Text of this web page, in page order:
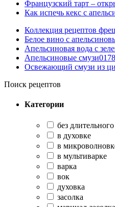
Французский тарт –
Как испечь кекс с
Коллекция рецептов
Белое вино с
Апельсиновая вода с
Апельсиновые смузи0
Освежающий смузи из
Поиск рецептов
Категории
без
в духовке
в
в мультиварке
варка
вок
духовка
засолка